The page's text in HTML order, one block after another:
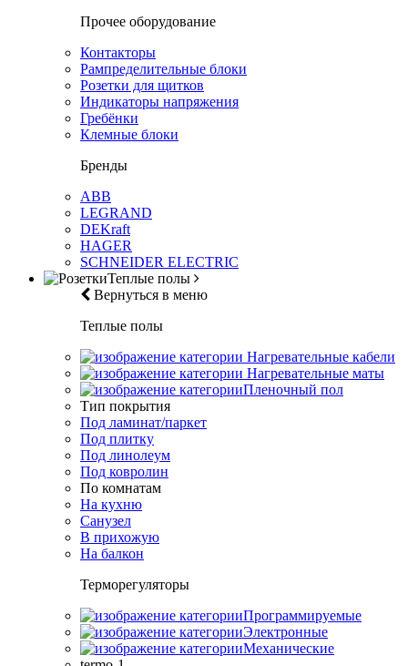
Прочее оборудование
Контакторы
Рампределительные блоки
Розетки для щитков
Индикаторы напряжения
Гребёнки
Клемные блоки
Бренды
ABB
LEGRAND
DEKraft
HAGER
SCHNEIDER ELECTRIC
Теплые полы
Вернуться в меню
Теплые полы
Нагревательные кабели
Нагревательные маты
Пленочный пол
Тип покрытия
Под ламинат/паркет
Под плитку
Под линолеум
Под ковролин
По комнатам
На кухню
Санузел
В прихожую
На балкон
Терморегуляторы
Программируемые
Электронные
Механические